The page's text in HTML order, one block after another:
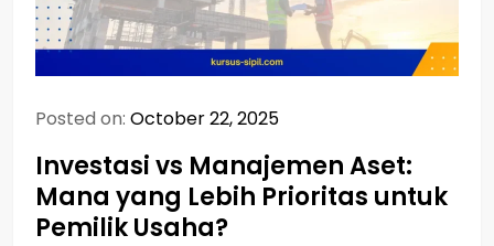
Posted on: October 22, 2025
Investasi vs Manajemen Aset:
Mana yang Lebih Prioritas untuk
Pemilik Usaha?